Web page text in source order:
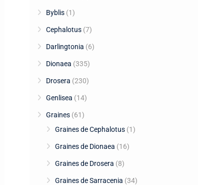
Byblis (1)
Cephalotus (7)
Darlingtonia (6)
Dionaea (335)
Drosera (230)
Genlisea (14)
Graines (61)
Graines de Cephalotus (1)
Graines de Dionaea (16)
Graines de Drosera (8)
Graines de Sarracenia (34)